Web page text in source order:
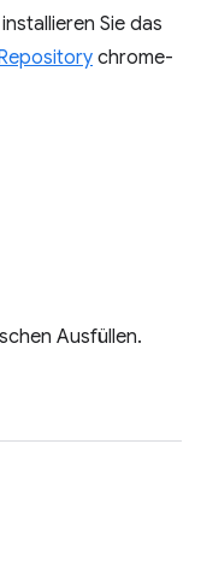
Sie das
chrome-
Ausfüllen.